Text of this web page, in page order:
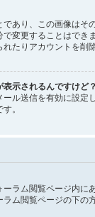
あり、この画像は
変更することはで
たりアカウントを削
示されるんですけど？
ル送信を有効に設
。
ラム閲覧ページ内
ム閲覧ページの下